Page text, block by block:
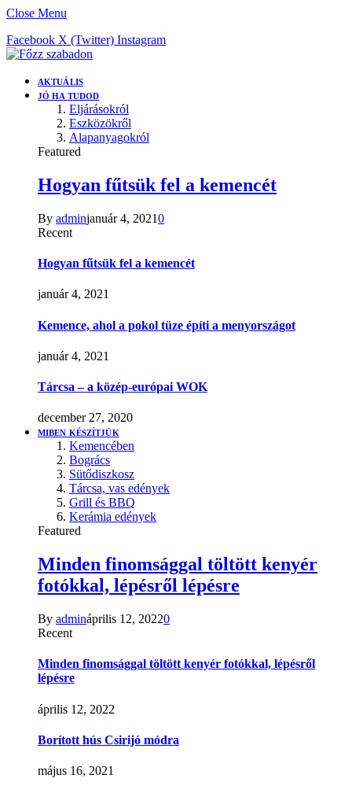
Close Menu
Facebook X (Twitter) Instagram
AKTUÁLIS
JÓ HA TUDOD
Eljárásokról
Eszközökről
Alapanyagokról
Featured
Hogyan fűtsük fel a kemencét
By adminjanuár 4, 20210
Recent
Hogyan fűtsük fel a kemencét
január 4, 2021
Kemence, ahol a pokol tüze építi a menyországot
január 4, 2021
Tárcsa – a közép-európai WOK
december 27, 2020
MIBEN KÉSZÍTJÜK
Kemencében
Bogrács
Sütődiszkosz
Tárcsa, vas edények
Grill és BBQ
Kerámia edények
Featured
Minden finomsággal töltött kenyér
fotókkal, lépésről lépésre
By admináprilis 12, 20220
Recent
Minden finomsággal töltött kenyér fotókkal, lépésről
lépésre
április 12, 2022
Borított hús Csirijó módra
május 16, 2021